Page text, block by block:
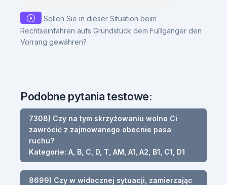
Sollen Sie in dieser Situation beim
Rechtseinfahren aufs Grundstück dem Fußgänger den
Vorrang gewähren?
Podobne pytania testowe:
7308) Czy na tym skrzyżowaniu wolno Ci
zawrócić z zajmowanego obecnie pasa
ruchu?
Kategorie: A, B, C, D, T, AM, A1, A2, B1, C1, D1
8699) Czy w widocznej sytuacji, zamierzając